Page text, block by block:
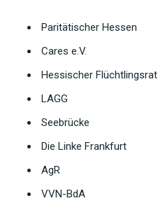
Paritätischer Hessen
Cares e.V.
Hessischer Flüchtlingsrat
LAGG
Seebrücke
Die Linke Frankfurt
AgR
VVN-BdA